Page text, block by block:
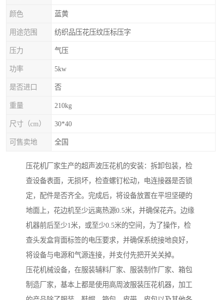
颜色 蓝黄
用途范围 纺织品压花压纹压标压字
压力 气压
功率 5kw
是否进口 否
重量 210kg
尺寸（cm） 30*40
可售卖地 全国
压花机厂家生产的超声波压花机的安装：拆卸包装，检
查设备表面，无损坏，检查螺钉松动，电连接器是否锁
定，配件是否齐全。完成后，将设备放置在平坦坚硬的
地面上，花边机至少远离热源0.5米，并确保花卉。边缘
机器前后至少1米，或至少0.5米的空间，为了操作，检
查头发盒背面标签的电压要求，并确保系统接地良好，
将设备与电源和气源连接，并支付先把开关关掉。
压花机械设备，在服装辅料厂家、服装制作厂家、箱包
制造厂家，基本上都是使用高周波服装压花机器，加工